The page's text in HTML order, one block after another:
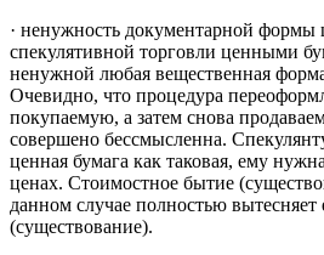
· ненужность документарной формы
спекулятивной торговли ценными
ненужной любая вещественная
Очевидно, что процедура
покупаемую, а затем снова
совершено бессмысленна.
ценная бумага как таковая, ему
ценах. Стоимостное бытие
данном случае полностью
(существование).